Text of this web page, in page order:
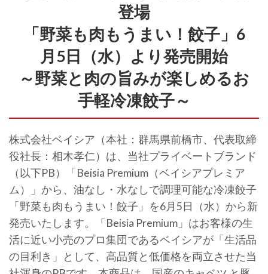
登場
「野菜も肉もうまい！餃子」6
月5日（水）より発売開始
～野菜と肉の旨みが楽しめるお
手軽冷凍餃子～
株式会社ベイシア（本社：群馬県前橋市、代表取締
役社長：相木孝仁）は、当社プライベートブランド
（以下PB）「Beisia Premium（ベイシアプレミア
ム）」から、油なし・水なしで調理可能な冷凍餃子
「野菜も肉もうまい！餃子」を6月5日（水）から新
発売いたします。「Beisia Premium」はお客様の生
活に近い小売のプロ集団であるベイシアが「生活品
の目利き」として、高品質と低価格を両立させた当